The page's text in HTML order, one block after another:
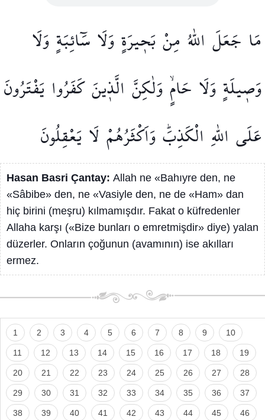
مَا جَعَلَ اللّٰهُ مِنْبَح۪يرَةٍوَلَا سَٓائِبَةٍوَلَا
وَص۪يلَةٍوَلَا حَامٍۙوَلٰكِنَّ الَّذ۪ينَكَفَرُوا يَفْتَرُونَ
عَلَى اللّٰهِ الْكَذِبَۜوَاَكْثَرُهُمْ لَا يَعْقِلُونَ
Hasan Basri Çantay: Allah ne «Bahıyre den, ne
«Sâbibe» den, ne «Vasiyle den, ne de «Ham» dan
hiç birini (meşru) kılmamışdır. Fakat o küfredenler
Allaha karşı («Bize bunları o emretmişdir» diye) yalan
düzerler. Onların çoğunun (avamının) ise akılları
ermez.
1 2 3 4 5 6 7 8 9 10
11 12 13 14 15 16 17 18 19
20 21 22 23 24 25 26 27 28
29 30 31 32 33 34 35 36 37
38 39 40 41 42 43 44 45 46